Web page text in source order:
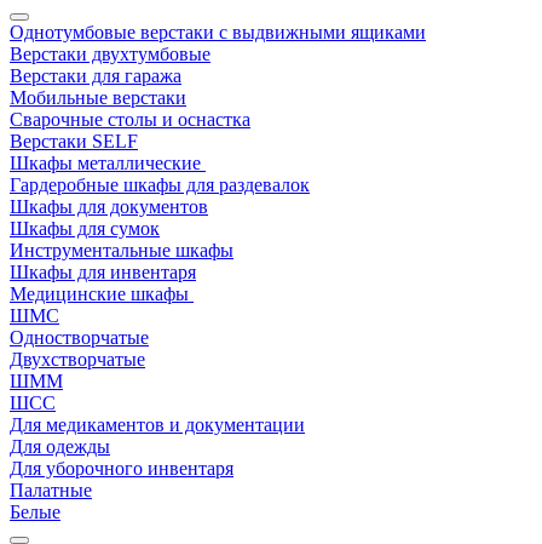
Однотумбовые верстаки с выдвижными ящиками
Верстаки двухтумбовые
Верстаки для гаража
Мобильные верстаки
Сварочные столы и оснастка
Верстаки SELF
Шкафы металлические
Гардеробные шкафы для раздевалок
Шкафы для документов
Шкафы для сумок
Инструментальные шкафы
Шкафы для инвентаря
Медицинские шкафы
ШМС
Одностворчатые
Двухстворчатые
ШММ
ШСС
Для медикаментов и документации
Для одежды
Для уборочного инвентаря
Палатные
Белые